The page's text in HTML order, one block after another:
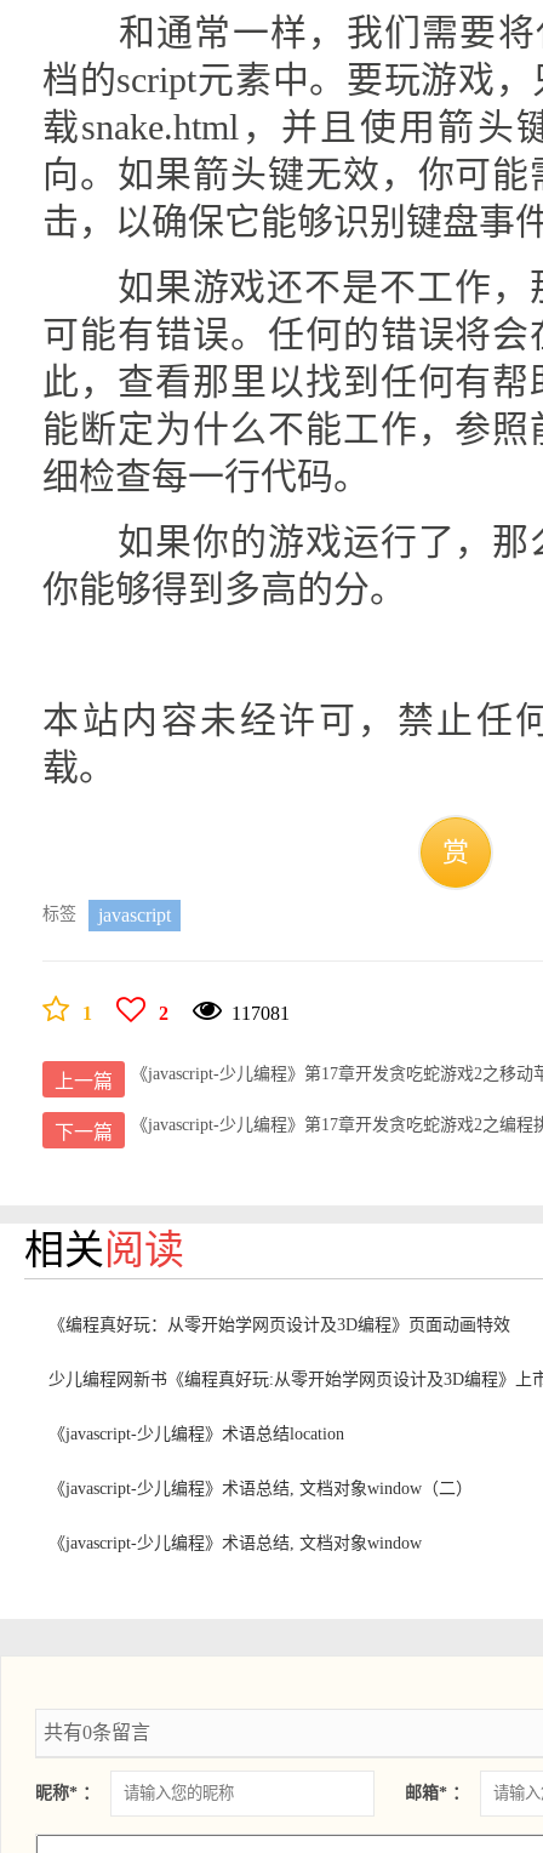
和通常一样，我们需要将
档的script元素中。要玩游戏
载snake.html，并且使用箭头
向。如果箭头键无效，你可
击，以确保它能够识别键盘事
如果游戏还不是不工作，
可能有错误。任何的错误将
此，查看那里以找到任何有
能断定为什么不能工作，参
细检查每一行代码。
如果你的游戏运行了，那
你能够得到多高的分。
本站内容未经许可，禁止任
载。
赏
标签 javascript
1 2 117081
上一篇 《javascript-少儿编程》第17章开发贪吃蛇游戏2之移动
下一篇 《javascript-少儿编程》第17章开发贪吃蛇游戏2之编程
相关阅读
《编程真好玩：从零开始学网页设计及3D编程》页面动画特效
少儿编程网新书《编程真好玩:从零开始学网页设计及3D编程》上
《javascript-少儿编程》术语总结location
《javascript-少儿编程》术语总结, 文档对象window（二）
《javascript-少儿编程》术语总结, 文档对象window
共有0条留言
昵称* ： 邮箱* ：